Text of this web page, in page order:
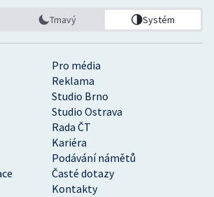
Pro média
Reklama
Studio Brno
Studio Ostrava
Rada ČT
Kariéra
Podávání námětů
Časté dotazy
Kontakty
Tmavý Systém